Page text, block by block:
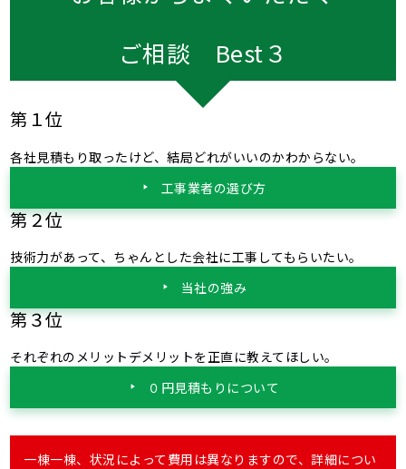
ご相談 Best３
第１位
各社見積もり取ったけど、結局どれがいいのかわからない。
工事業者の選び方
第２位
技術力があって、ちゃんとした会社に工事してもらいたい。
当社の強み
第３位
それぞれのメリットデメリットを正直に教えてほしい。
０円見積もりについて
一棟一棟、状況によって費用は異なりますので、詳細につい